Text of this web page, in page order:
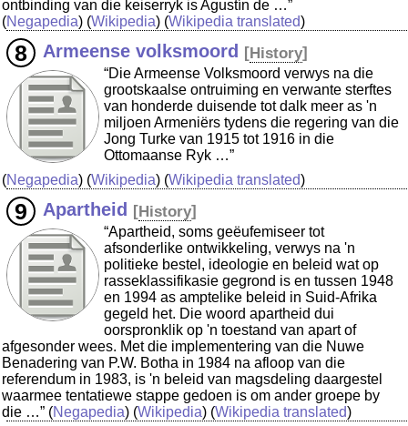
ontbinding van die keiserryk is Agustín de …”
(Negapedia) (Wikipedia) (Wikipedia translated)
Armeense volksmoord [History]
“Die Armeense Volksmoord verwys na die
grootskaalse ontruiming en verwante sterftes
van honderde duisende tot dalk meer as 'n
miljoen Armeniërs tydens die regering van die
Jong Turke van 1915 tot 1916 in die
Ottomaanse Ryk …”
(Negapedia) (Wikipedia) (Wikipedia translated)
Apartheid [History]
“Apartheid, soms geëufemiseer tot
afsonderlike ontwikkeling, verwys na 'n
politieke bestel, ideologie en beleid wat op
rasseklassifikasie gegrond is en tussen 1948
en 1994 as amptelike beleid in Suid-Afrika
gegeld het. Die woord apartheid dui
oorspronklik op 'n toestand van apart of
afgesonder wees. Met die implementering van die Nuwe
Benadering van P.W. Botha in 1984 na afloop van die
referendum in 1983, is 'n beleid van magsdeling daargestel
waarmee tentatiewe stappe gedoen is om ander groepe by
die …” (Negapedia) (Wikipedia) (Wikipedia translated)